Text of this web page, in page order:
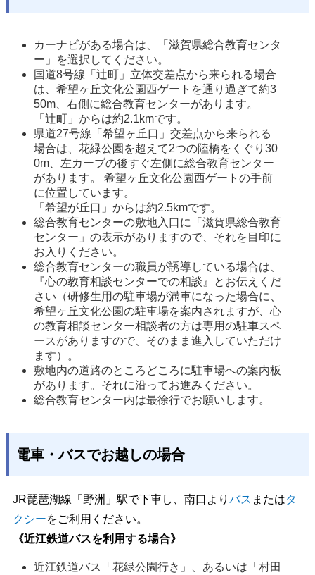
カーナビがある場合は、「滋賀県総合教育センタ
ー」を選択してください。
国道8号線「辻町」立体交差点から来られる場合
は、希望ヶ丘文化公園西ゲートを通り過ぎて約3
50m、右側に総合教育センターがあります。
「辻町」からは約2.1kmです。
県道27号線「希望ヶ丘口」交差点から来られる
場合は、花緑公園を超えて2つの陸橋をくぐり30
0m、左カーブの後すぐ左側に総合教育センター
があります。 希望ヶ丘文化公園西ゲートの手前
に位置しています。
「希望が丘口」からは約2.5kmです。
総合教育センターの敷地入口に「滋賀県総合教育
センター」の表示がありますので、それを目印に
お入りください。
総合教育センターの職員が誘導している場合は、
『心の教育相談センターでの相談』とお伝えくだ
さい（研修生用の駐車場が満車になった場合に、
希望ヶ丘文化公園の駐車場を案内されますが、心
の教育相談センター相談者の方は専用の駐車スペ
ースがありますので、そのまま進入していただけ
ます）。
敷地内の道路のところどころに駐車場への案内板
があります。それに沿ってお進みください。
総合教育センター内は最徐行でお願いします。
電車・バスでお越しの場合
JR琵琶湖線「野洲」駅で下車し、南口より バス またはタ
クシーをご利用ください。
《近江鉄道バスを利用する場合》
近江鉄道バス「花緑公園行き」、あるいは「村田